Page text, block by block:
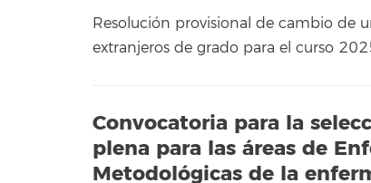
Resolución provisional de cambio de
extranjeros de grado para el curso
Convocatoria para la
plena para las áreas de
Metodológicas de la